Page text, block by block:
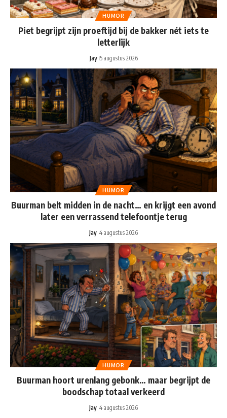
HUMOR
Piet begrijpt zijn proeftijd bij de bakker nét iets te
letterlijk
Jay 5 augustus 2026
HUMOR
Buurman belt midden in de nacht… en krijgt een avond
later een verrassend telefoontje terug
Jay 4 augustus 2026
HUMOR
Buurman hoort urenlang gebonk… maar begrijpt de
boodschap totaal verkeerd
Jay 4 augustus 2026